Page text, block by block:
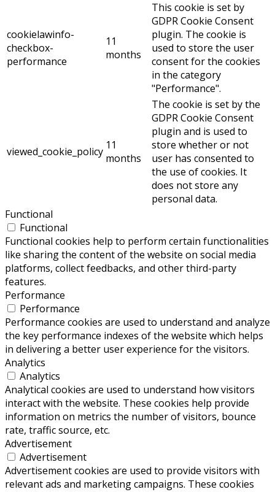
cookielawinfo-
checkbox-
performance
11
months
This cookie is set by
GDPR Cookie Consent
plugin. The cookie is
used to store the user
consent for the cookies
in the category
"Performance".
viewed_cookie_policy 11
months
The cookie is set by the
GDPR Cookie Consent
plugin and is used to
store whether or not
user has consented to
the use of cookies. It
does not store any
personal data.
Functional
Functional
Functional cookies help to perform certain functionalities
like sharing the content of the website on social media
platforms, collect feedbacks, and other third-party
features.
Performance
Performance
Performance cookies are used to understand and analyze
the key performance indexes of the website which helps
in delivering a better user experience for the visitors.
Analytics
Analytics
Analytical cookies are used to understand how visitors
interact with the website. These cookies help provide
information on metrics the number of visitors, bounce
rate, traffic source, etc.
Advertisement
Advertisement
Advertisement cookies are used to provide visitors with
relevant ads and marketing campaigns. These cookies